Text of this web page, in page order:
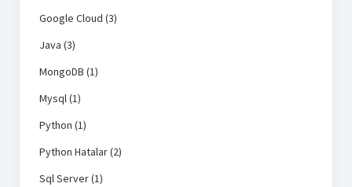
Google Cloud (3)
Java (3)
MongoDB (1)
Mysql(1)
Python (1)
Python Hatalar(2)
Sql Server(1)